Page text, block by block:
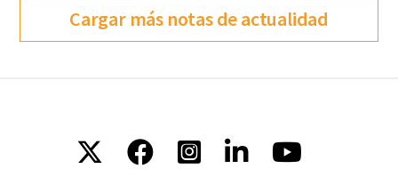
Cargar más notas de actualidad